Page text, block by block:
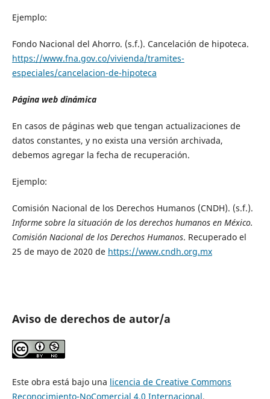
Ejemplo:
Fondo Nacional del Ahorro. (s.f.). Cancelación de hipoteca.
https://www.fna.gov.co/vivienda/tramites-
especiales/cancelacion-de-hipoteca
Página web dinámica
En casos de páginas web que tengan actualizaciones de
datos constantes, y no exista una versión archivada,
debemos agregar la fecha de recuperación.
Ejemplo:
Comisión Nacional de los Derechos Humanos (CNDH). (s.f.).
Informe sobre la situación de los derechos humanos en México.
Comisión Nacional de los Derechos Humanos. Recuperado el
25 de mayo de 2020 de https://www.cndh.org.mx
Aviso de derechos de autor/a
Este obra está bajo una licencia de Creative Commons
Reconocimiento-NoComercial 4.0 Internacional.